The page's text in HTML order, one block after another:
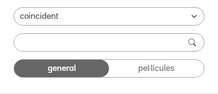
general pel·lícules